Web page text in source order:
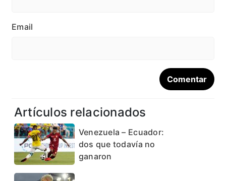
Email
Artículos relacionados
Venezuela – Ecuador:
dos que todavía no
ganaron